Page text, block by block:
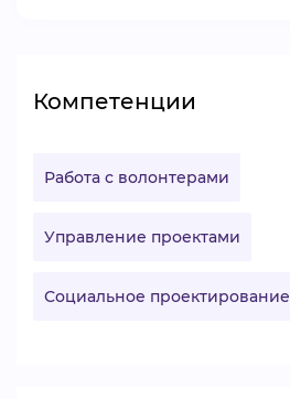
Компетенции
Работа с волонтерами
Управление проектами
Социальное проектирование